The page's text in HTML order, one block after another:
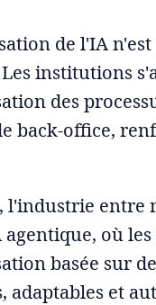
de l'IA
institutions
des
back-office,
l'industrie entre
où
basée sur
adaptables et